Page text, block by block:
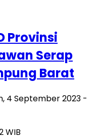
Provinsi
Serap
Barat
4 September 2023 -
WIB